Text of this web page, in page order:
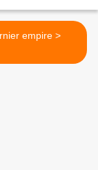
Le dernier empire >